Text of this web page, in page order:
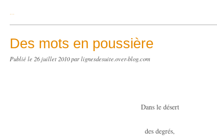
…
Des mots en poussière
Publié le 26 juillet 2010par lignesdesuite.over-blog.com
Dans le désert
des degrés,